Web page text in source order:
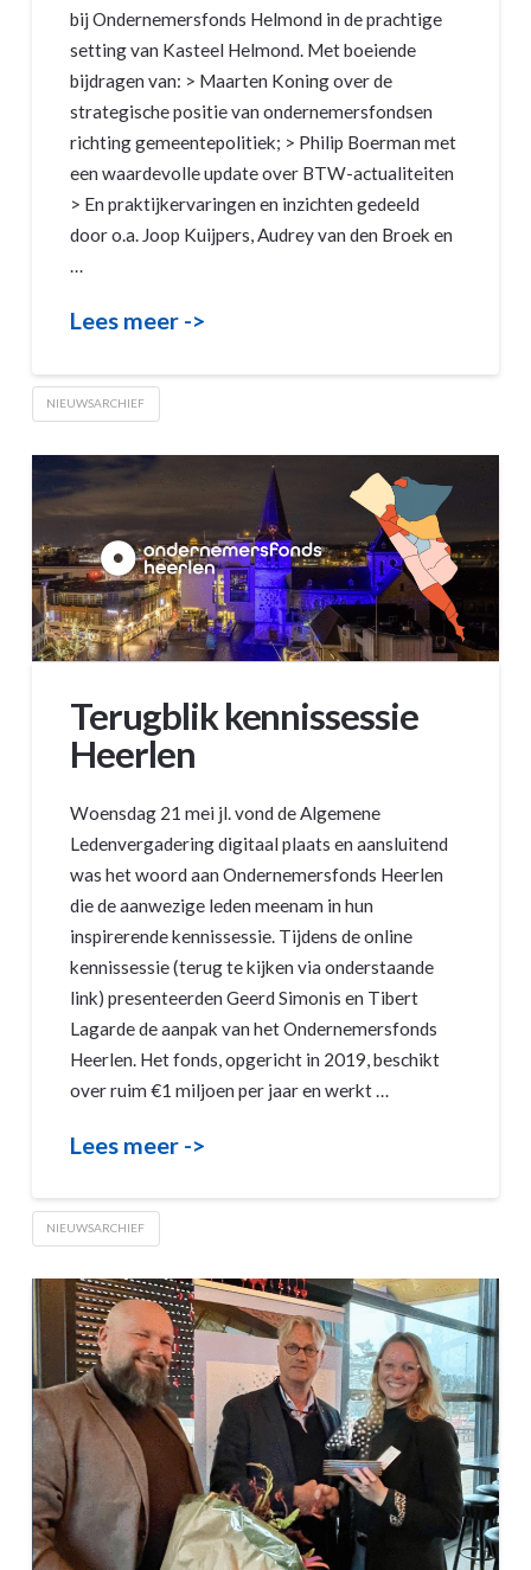
bij Ondernemersfonds Helmond in de prachtige
setting van Kasteel Helmond. Met boeiende
bijdragen van: > Maarten Koning over de
strategische positie van ondernemersfondsen
richting gemeentepolitiek; > Philip Boerman met
een waardevolle update over BTW-actualiteiten
> En praktijkervaringen en inzichten gedeeld
door o.a. Joop Kuijpers, Audrey van den Broek en
…
Lees meer ->
NIEUWSARCHIEF
Terugblik kennissessie
Heerlen
Woensdag 21 mei jl. vond de Algemene
Ledenvergadering digitaal plaats en aansluitend
was het woord aan Ondernemersfonds Heerlen
die de aanwezige leden meenam in hun
inspirerende kennissessie. Tijdens de online
kennissessie (terug te kijken via onderstaande
link) presenteerden Geerd Simonis en Tibert
Lagarde de aanpak van het Ondernemersfonds
Heerlen. Het fonds, opgericht in 2019, beschikt
over ruim €1 miljoen per jaar en werkt …
Lees meer ->
NIEUWSARCHIEF